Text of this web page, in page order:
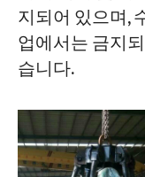
지되어 있으며,
업에서는 금지
습니다.